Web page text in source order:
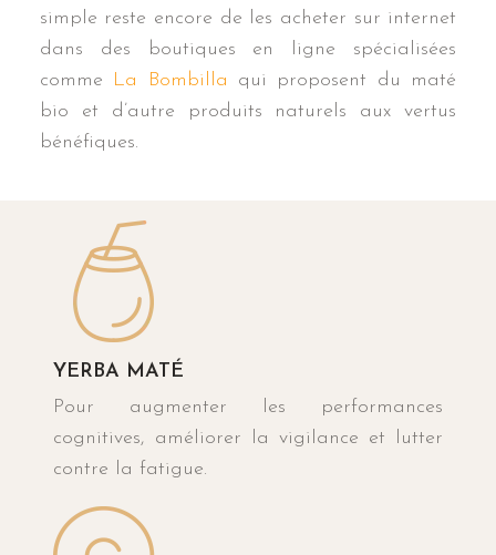
simple reste encore de les acheter sur internet
dans des boutiques en ligne spécialisées
comme La Bombilla qui proposent du maté
bio et d’autre produits naturels aux vertus
bénéfiques.
YERBA MATÉ
Pour augmenter les performances
cognitives, améliorer la vigilance et lutter
contre la fatigue.